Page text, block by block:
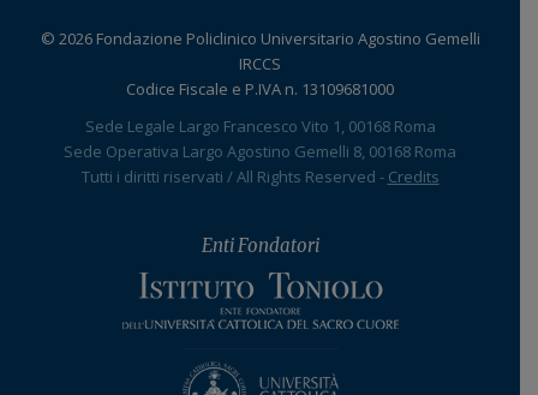
© 2026 Fondazione Policlinico Universitario Agostino Gemelli
IRCCS
Codice Fiscale e P.IVA n. 13109681000
Sede Legale Largo Francesco Vito 1, 00168 Roma
Sede Operativa Largo Agostino Gemelli 8, 00168 Roma
Tutti i diritti riservati / All Rights Reserved - Credits
Enti Fondatori